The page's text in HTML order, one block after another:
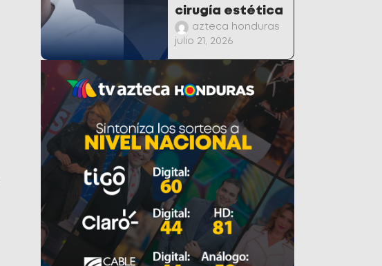
cirugía estética
azteca honduras
julio 21, 2026